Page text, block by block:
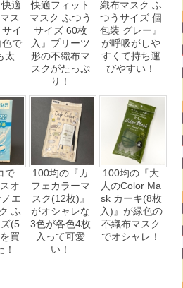
適
ス
イ
色で
太
快適フィット
マスク ふつう
サイズ 60枚
入』プリーツ
形の不織布マ
スクがたっぷ
り！
織布マスク ふ
つうサイズ 個
包装 グレー』
が呼吸がしや
すくて持ち運
びやすい！
で
オ
エ
ふ
(5
買
100均の『カ
フェカラーマ
スク(12枚)』
がオシャレな
3色が各色4枚
入って可愛
い！
100均の『大
人のColor Ma
sk カーキ(8枚
入)』が緑色の
不織布マスク
でオシャレ！